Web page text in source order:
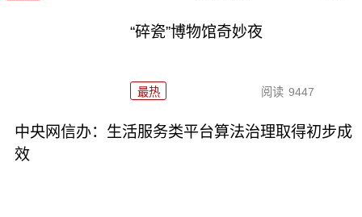
“碎瓷”博物馆奇妙夜
最热 阅读 9447
中央网信办：生活服务类平台算法治理取得初步成
效